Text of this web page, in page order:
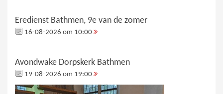
Eredienst Bathmen, 9e van de zomer
16-08-2026 om 10:00
Avondwake Dorpskerk Bathmen
19-08-2026 om 19:00